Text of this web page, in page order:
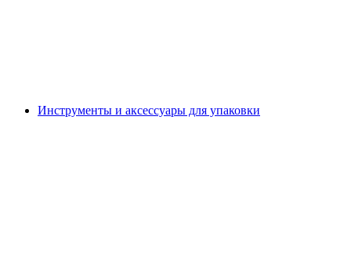
Инструменты и аксессуары для упаковки